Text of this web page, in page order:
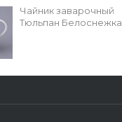
Чайник заварочный
Тюльпан Белоснежка